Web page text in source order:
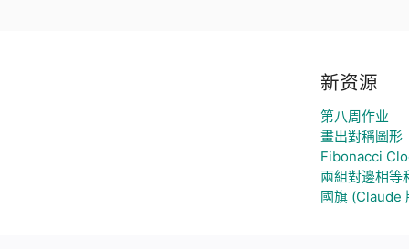
新资源
第八周作业
畫出對稱圖形
Fibonacci
兩組對邊相等
國旗 (Claude